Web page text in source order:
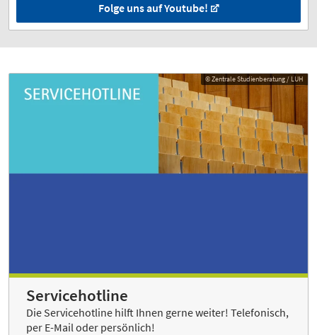
Folge uns auf Youtube!
© Zentrale Studienberatung / LUH
Servicehotline
Die Servicehotline hilft Ihnen gerne weiter! Telefonisch,
per E-Mail oder persönlich!